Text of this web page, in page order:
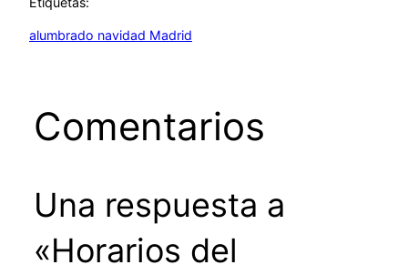
alumbrado navidad Madrid
Comentarios
Una respuesta a
«Horarios del